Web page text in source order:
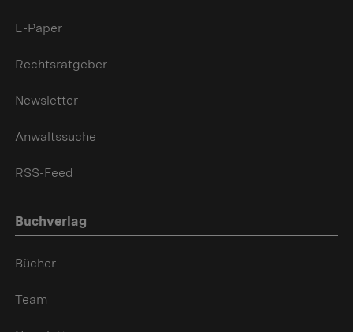
E-Paper
Rechtsratgeber
Newsletter
Anwaltssuche
RSS-Feed
Buchverlag
Bücher
Team